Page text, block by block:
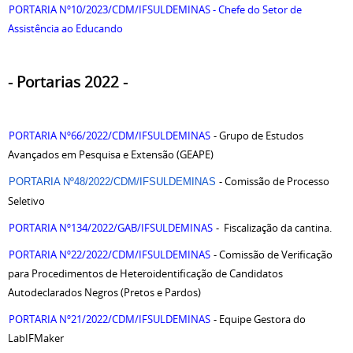
PORTARIA Nº10/2023/CDM/IFSULDEMINAS - Chefe do Setor de
Assistência ao Educando
- Portarias 2022 -
PORTARIA Nº66/2022/CDM/IFSULDEMINAS - Grupo de Estudos
Avançados em Pesquisa e Extensão (GEAPE)
PORTARIA Nº48/2022/CDM/IFSULDEMINAS - Comissão de Processo
Seletivo
PORTARIA Nº134/2022/GAB/IFSULDEMINAS - Fiscalização da cantina.
PORTARIA Nº22/2022/CDM/IFSULDEMINAS - Comissão de Verificação
para Procedimentos de Heteroidentificação de Candidatos
Autodeclarados Negros (Pretos e Pardos)
PORTARIA Nº21/2022/CDM/IFSULDEMINAS - Equipe Gestora do
LabIFMaker